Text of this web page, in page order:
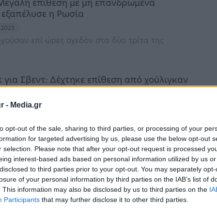
- Media.gr
opt-out of the sale, sharing to third parties, or processing of your
for targeted advertising by us, please use the below opt-out
selection. Please note that after your opt-out request is processed
interest-based ads based on personal information utilized by us
to third parties prior to your opt-out. You may separately
of your personal information by third parties on the IAB’s list of
This information may also be disclosed by us to third parties on the
Participants that may further disclose it to other third parties.
επίθεση με μη επανδρωμένα
η Ρωσία
επί ώρες σχεδόν στα δύο τρίτα της
Σβεντ: Δέχτηκε επίθεση από χούλιγκαν
Με ψυχιατρικά προβλήματα ο 17χρονος
στη μητέρα του
2023
από την πολυκατοικία φωνάζοντας
δαίμονες, σκότωσα τη μάνα μου»